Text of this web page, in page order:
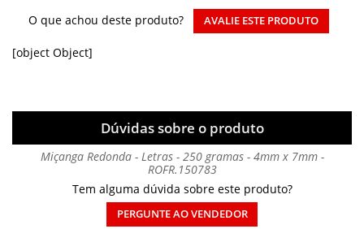
O que achou deste produto? AVALIE ESTE PRODUTO
[object Object]
Dúvidas sobre o produto
Miçanga Redonda - Letras - 250 gramas - 4mm x 7mm -
ROFR.150783
Tem alguma dúvida sobre este produto?
PERGUNTE AO VENDEDOR